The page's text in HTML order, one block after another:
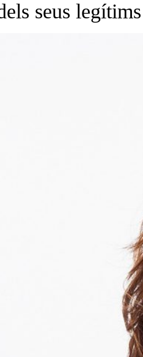
seus